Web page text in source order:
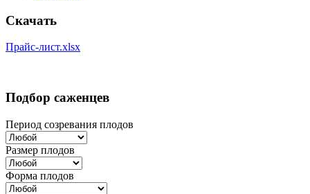
Скачать
Прайс-лист.xlsx
Подбор саженцев
Период созревания плодов
Размер плодов
Форма плодов